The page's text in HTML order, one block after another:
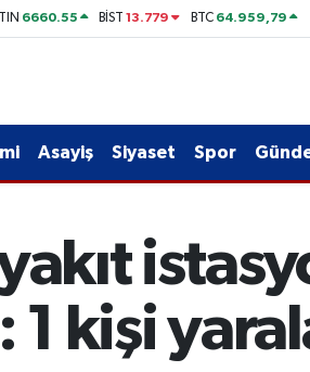
6660.55 BİST13.779 BTC 64.959,79
Asayiş Siyaset Spor
kişi